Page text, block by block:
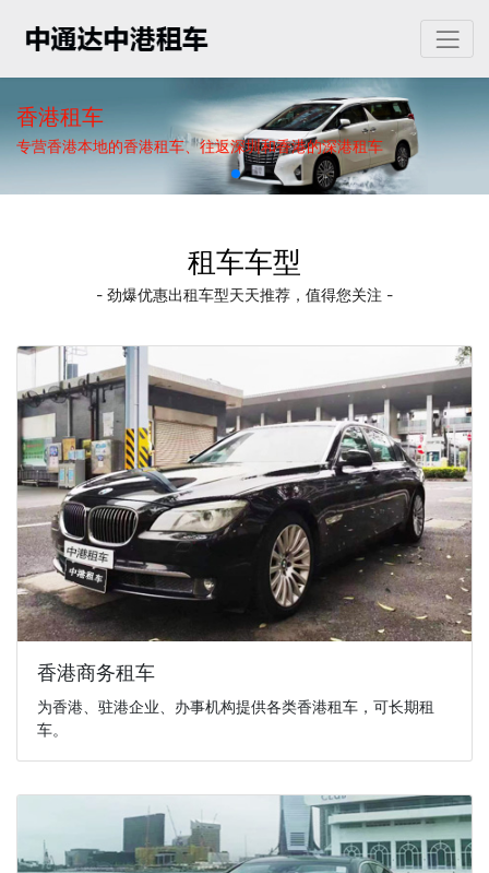
香港租车
专营香港本地的香港租车、往返深圳和香港的深港租车
租车车型
- 劲爆优惠出租车型天天推荐，值得您关注 -
香港商务租车
为香港、驻港企业、办事机构提供各类香港租车，可长期租
车。